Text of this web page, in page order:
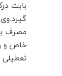
بابت
خاص و
تعطیلی